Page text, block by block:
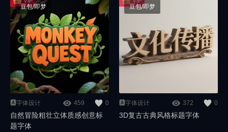
🅰️字体设计 459 0
自然冒险粗壮立体质感创意标
题字体
豆包/即梦
🅰️字体设计 372 0
3D复古古典风格标题字体
豆包/即梦